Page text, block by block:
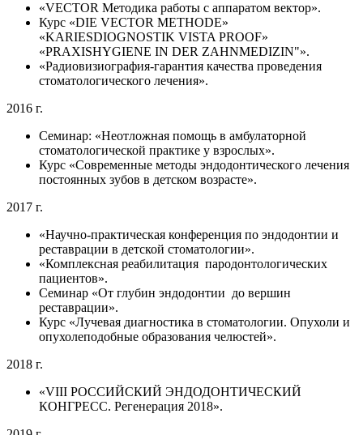
«VECTOR Методика работы с аппаратом вектор».
Курс «DIE VECTOR METHODE»
«KARIESDIOGNOSTIK VISTA PROOF»
«PRAXISHYGIENE IN DER ZAHNMEDIZIN"».
«Радиовизиография-гарантия качества проведения
стоматологического лечения».
2016 г.
Семинар: «Неотложная помощь в амбулаторной
стоматологической практике у взрослых».
Курс «Современные методы эндодонтического лечения
постоянных зубов в детском возрасте».
2017 г.
«Научно-практическая конференция по эндодонтии и
реставрации в детской стоматологии».
«Комплексная реабилитация пародонтологических
пациентов».
Семинар «От глубин эндодонтии до вершин
реставрации».
Курс «Лучевая диагностика в стоматологии. Опухоли и
опухолеподобные образования челюстей».
2018 г.
«VIII РОССИЙСКИЙ ЭНДОДОНТИЧЕСКИЙ
КОНГРЕСС. Регенерация 2018».